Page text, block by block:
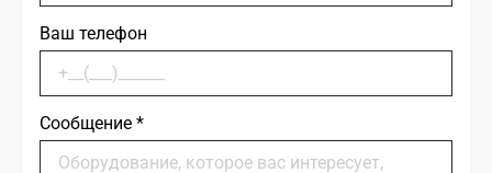
Ваш телефон
Сообщение *